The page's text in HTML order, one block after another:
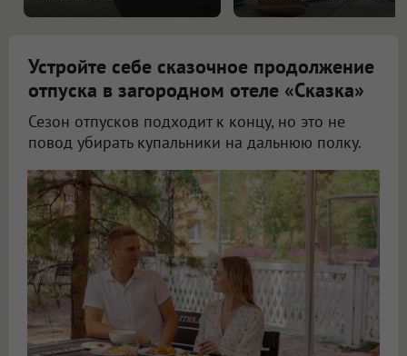
Устройте себе сказочное продолжение
отпуска в загородном отеле «Сказка»
Сезон отпусков подходит к концу, но это не
повод убирать купальники на дальнюю полку.